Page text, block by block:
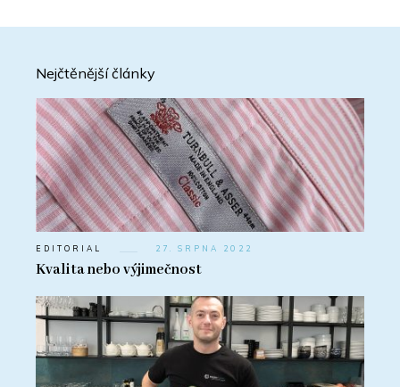
Nejčtěnější články
EDITORIAL 27. SRPNA 2022
Kvalita nebo výjimečnost